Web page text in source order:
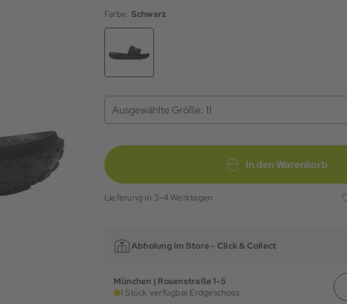
Farbe: Schwarz
Ausgewählte Größe: 11
In den Warenkorb
Lieferung in 3-4 Werktagen
Abholung im Store - Click & Collect
München | Rosenstraße 1-5
1 Stück verfügbar,Erdgeschoss